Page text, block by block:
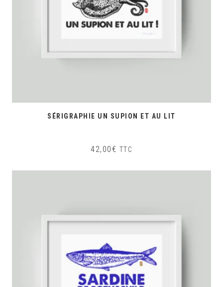
SÉRIGRAPHIE UN SUPION ET AU LIT
42,00€ TTC